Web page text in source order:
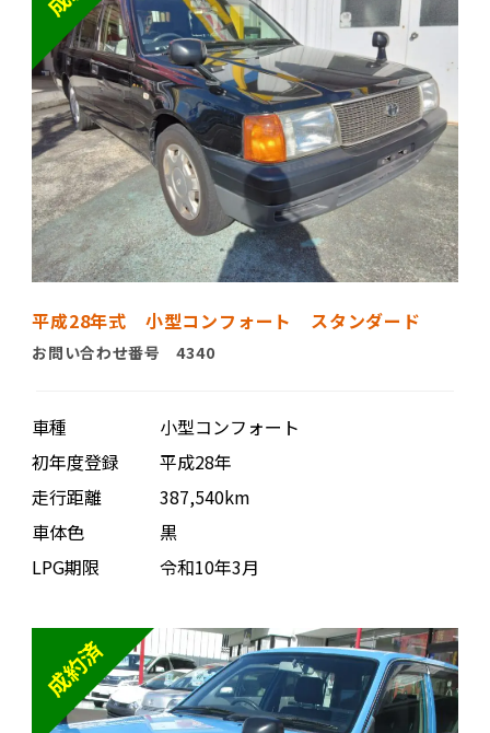
平成28年式 小型コンフォート スタンダード
お問い合わせ番号 4340
車種
小型コンフォート
初年度登録
平成28年
走行距離
387,540km
車体色
黒
LPG期限
令和10年3月